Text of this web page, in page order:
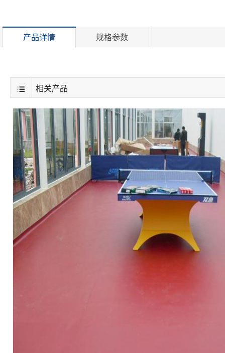
产品详情 规格参数
相关产品